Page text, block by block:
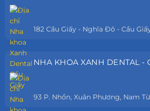
182 Cầu Giấy - Nghĩa Đô - Cầu
NHA KHOA XANH DENTAL -
93 P. Nhổn, Xuân Phương, Nam